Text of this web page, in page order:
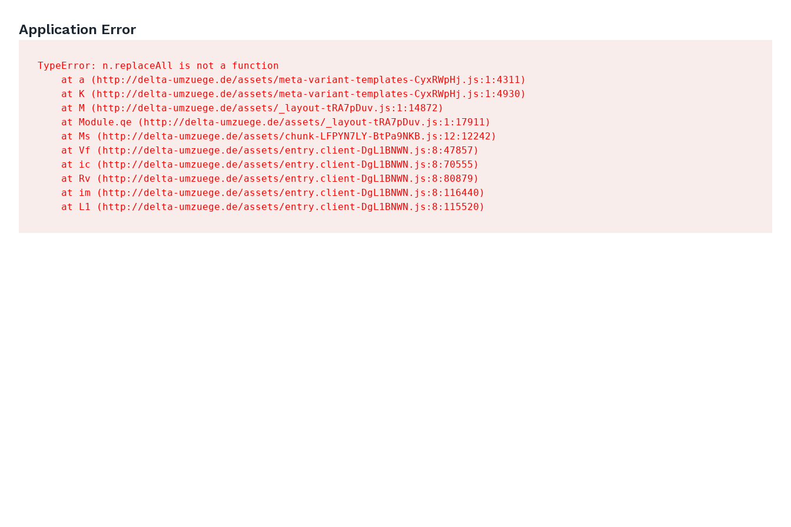
Application Error
TypeError: n.replaceAll is not a function
    at a (http://delta-umzuege.de/assets/meta-variant-templates-CyxRWpHj.js:1:4311)
    at K (http://delta-umzuege.de/assets/meta-variant-templates-CyxRWpHj.js:1:4930)
    at M (http://delta-umzuege.de/assets/_layout-tRA7pDuv.js:1:14872)
    at Module.qe (http://delta-umzuege.de/assets/_layout-tRA7pDuv.js:1:17911)
    at Ms (http://delta-umzuege.de/assets/chunk-LFPYN7LY-BtPa9NKB.js:12:12242)
    at Vf (http://delta-umzuege.de/assets/entry.client-DgL1BNWN.js:8:47857)
    at ic (http://delta-umzuege.de/assets/entry.client-DgL1BNWN.js:8:70555)
    at Rv (http://delta-umzuege.de/assets/entry.client-DgL1BNWN.js:8:80879)
    at im (http://delta-umzuege.de/assets/entry.client-DgL1BNWN.js:8:116440)
    at L1 (http://delta-umzuege.de/assets/entry.client-DgL1BNWN.js:8:115520)